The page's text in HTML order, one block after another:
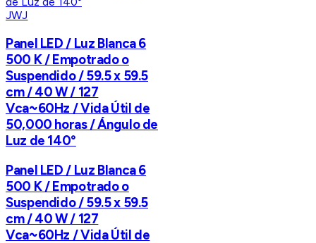
JWJ
Panel LED / Luz Blanca 6
500 K / Empotrado o
Suspendido / 59.5 x 59.5
cm / 40 W / 127
Vca~60Hz / Vida Útil de
50,000 horas / Ángulo de
Luz de 140°
Panel LED / Luz Blanca 6
500 K / Empotrado o
Suspendido / 59.5 x 59.5
cm / 40 W / 127
Vca~60Hz / Vida Útil de